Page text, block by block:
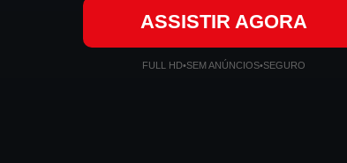
ASSISTIR AGORA
FULL HD•SEM ANÚNCIOS•SEGURO